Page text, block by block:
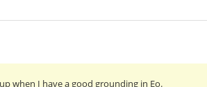
when I have a good grounding in Eo.